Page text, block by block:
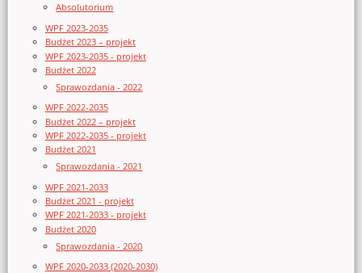
Absolutorium
WPF 2023-2035
Budżet 2023 – projekt
WPF 2023-2035 - projekt
Budżet 2022
Sprawozdania - 2022
WPF 2022-2035
Budżet 2022 – projekt
WPF 2022-2035 - projekt
Budżet 2021
Sprawozdania - 2021
WPF 2021-2033
Budżet 2021 - projekt
WPF 2021-2033 - projekt
Budżet 2020
Sprawozdania - 2020
WPF 2020-2033 (2020-2030)